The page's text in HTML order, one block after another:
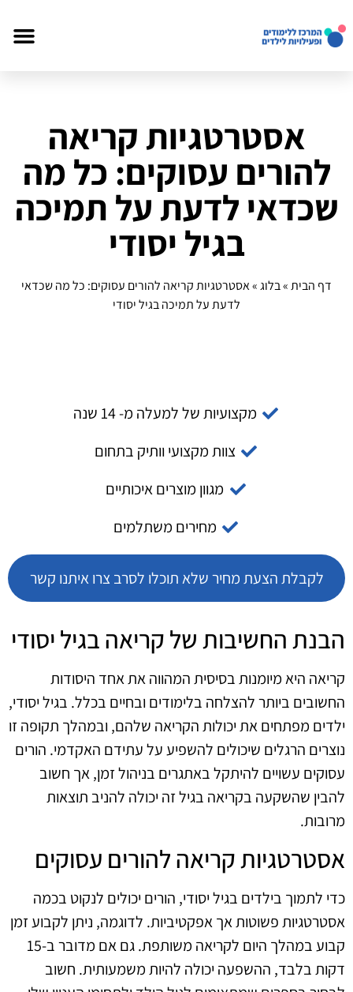
אסטרטגיות קריאה
להורים עסוקים: כל מה
שכדאי לדעת על תמיכה
בגיל יסודי
דף הבית»בלוג»אסטרטגיות קריאה להורים עסוקים: כל מה שכדאי
לדעת על תמיכה בגיל יסודי
מקצועיות של למעלה מ- 14 שנה
צוות מקצועי וותיק בתחום
מגוון מוצרים איכותיים
מחירים משתלמים
לקבלת הצעת מחיר שלא תוכלו לסרב צרו איתנו קשר
הבנת החשיבות של קריאה בגיל יסודי
קריאה היא מיומנות בסיסית המהווה את אחד היסודות
החשובים ביותר להצלחה בלימודים ובחיים בכלל. בגיל יסודי,
ילדים מפתחים את יכולות הקריאה שלהם, ובמהלך תקופה זו
נוצרים הרגלים שיכולים להשפיע על עתידם האקדמי. הורים
עסוקים עשויים להיתקל באתגרים בניהול זמן, אך חשוב
להבין שהשקעה בקריאה בגיל זה יכולה להניב תוצאות
מרובות.
אסטרטגיות קריאה להורים עסוקים
כדי לתמוך בילדים בגיל יסודי, הורים יכולים לנקוט בכמה
אסטרטגיות פשוטות אך אפקטיביות. לדוגמה, ניתן לקבוע זמן
קבוע במהלך היום לקריאה משותפת. גם אם מדובר ב-15
דקות בלבד, ההשפעה יכולה להיות משמעותית. חשוב